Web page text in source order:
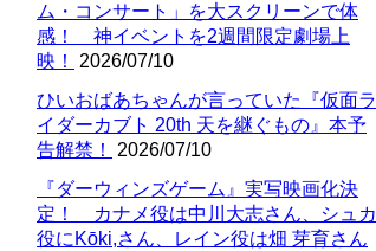
ム・コンサート」を大スクリーンで体
感！ 神イベントを2週間限定劇場上
映！
2026/07/10
ひいおばあちゃんが言っていた『仮面ラ
イダーカブト 20th 天を継ぐもの』本予
告解禁！
2026/07/10
『ダーウィンズゲーム』実写映画化決
定！ カナメ役は中川大志さん、シュカ
役にKōki,さん、レイン役は畑 芽育さん